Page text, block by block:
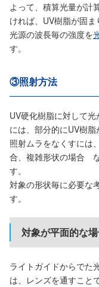
よって、積算光量が計
ければ、UV樹脂が固ま
光源の波長毎の強度を
す。
③照射方法
UV硬化樹脂に対して
には、部分的にUV樹脂
照射ムラをなくすには
合、複雑形状の場合
す。
対象の形状毎に必要な
す。
対象が平面的な
ライトガイドからでた
は、レンズを通すこと